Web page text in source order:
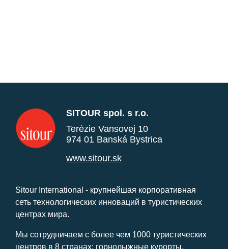
SITOUR spol. s r.o.
Terézie Vansovej 10
974 01 Banská Bystrica
www.sitour.sk
Sitour International - крупнейшая корпоративная
сеть технологических инноваций в туристических
центрах мира.
Мы сотрудничаем с более чем 1000 туристических
центров в 8 странах: горнолыжные курорты,